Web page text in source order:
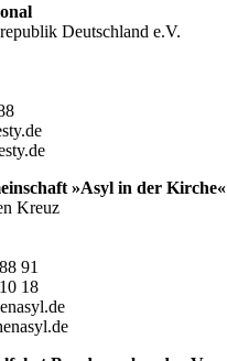
Deutschland e.V.
»Asyl in der Kirche«
Kreuz
91
18